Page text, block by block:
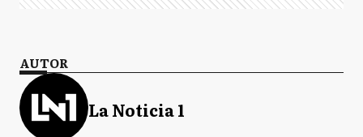
AUTOR
La Noticia 1